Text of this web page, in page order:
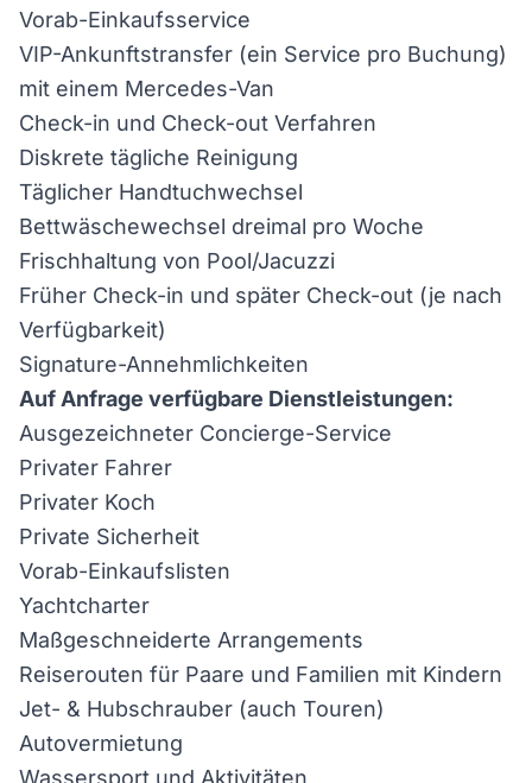
Vorab-Einkaufsservice
VIP-Ankunftstransfer (ein Service pro Buchung)
mit einem Mercedes-Van
Check-in und Check-out Verfahren
Diskrete tägliche Reinigung
Täglicher Handtuchwechsel
Bettwäschewechsel dreimal pro Woche
Frischhaltung von Pool/Jacuzzi
Früher Check-in und später Check-out (je nach
Verfügbarkeit)
Signature-Annehmlichkeiten
Auf Anfrage verfügbare Dienstleistungen:
Ausgezeichneter Concierge-Service
Privater Fahrer
Privater Koch
Private Sicherheit
Vorab-Einkaufslisten
Yachtcharter
Maßgeschneiderte Arrangements
Reiserouten für Paare und Familien mit Kindern
Jet- & Hubschrauber (auch Touren)
Autovermietung
Wassersport und Aktivitäten